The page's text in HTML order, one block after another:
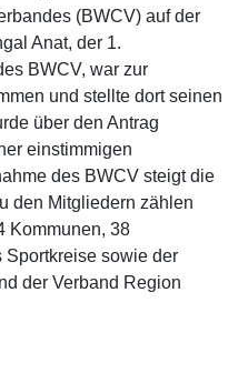
(BWCV) auf der
Anat, der 1.
BWCV, war zur
und stellte dort seinen
über den Antrag
einstimmigen
des BWCV steigt die
den Mitgliedern zählen
Kommunen, 38
Sportkreise sowie der
der Verband Region